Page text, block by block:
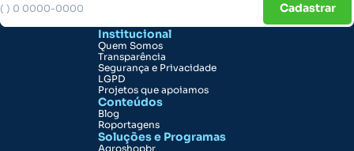
Cadastrar
Institucional
Quem Somos
Transparência
Segurança e Privacidade
LGPD
Projetos que apoiamos
Conteúdos
Blog
Roportagens
Soluções e Programas
Agroshopbr